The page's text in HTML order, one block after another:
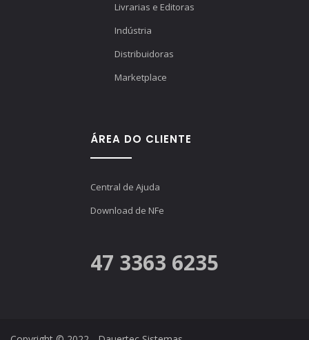
Livrarias e Editoras
Indústria
Distribuidoras
Marketplace
ÁREA DO CLIENTE
Central de Ajuda
Download de NFe
47 3363 6235